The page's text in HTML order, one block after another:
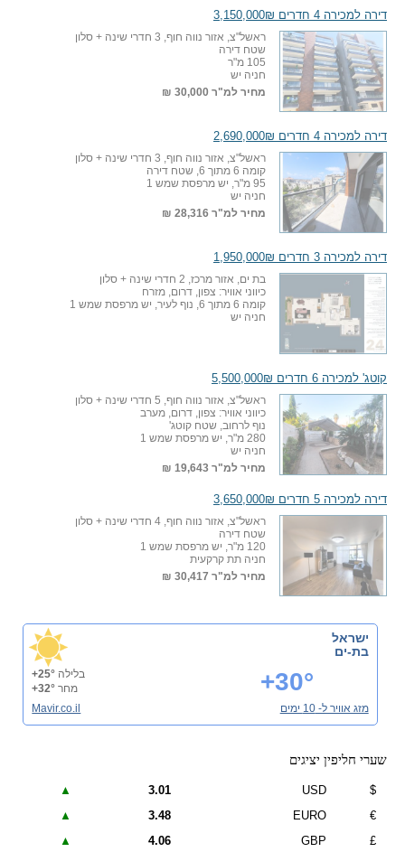
דירה למכירה 4 חדרים 3,150,000₪
ראשל"צ, אזור נווה חוף, 3 חדרי שינה + סלון
שטח דירה
105 מ"ר
חניה יש
מחיר למ"ר 30,000 ₪
דירה למכירה 4 חדרים 2,690,000₪
ראשל"צ, אזור נווה חוף, 3 חדרי שינה + סלון
קומה 6 מתוך 6, שטח דירה
95 מ"ר, יש מרפסת שמש 1
חניה יש
מחיר למ"ר 28,316 ₪
דירה למכירה 3 חדרים 1,950,000₪
בת ים, אזור מרכז, 2 חדרי שינה + סלון
כיווני אוויר: צפון, דרום, מזרח
קומה 6 מתוך 6, נוף לעיר, יש מרפסת שמש 1
חניה יש
קוטג' למכירה 6 חדרים 5,500,000₪
ראשל"צ, אזור נווה חוף, 5 חדרי שינה + סלון
כיווני אוויר: צפון, דרום, מערב
נוף לרחוב, שטח קוטג'
280 מ"ר, יש מרפסת שמש 1
חניה יש
מחיר למ"ר 19,643 ₪
דירה למכירה 5 חדרים 3,650,000₪
ראשל"צ, אזור נווה חוף, 4 חדרי שינה + סלון
שטח דירה
120 מ"ר, יש מרפסת שמש 1
חניה תת קרקעית
מחיר למ"ר 30,417 ₪
ישראל
בת-ים
+30° בלילה +25°
מחר +32°
מזג אוויר ל- 10 ימים
Mavir.co.il
שערי חליפין יציגים
$
USD
3.01
▲
€
EURO
3.48
▲
£
GBP
4.06
▲